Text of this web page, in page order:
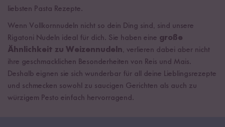
liebsten Pasta Rezepte.
Wenn Vollkornnudeln nicht so dein Ding sind, sind unsere
Rigatoni Nudeln ideal für dich. Sie haben eine große
Ähnlichkeit zu Weizennudeln, verlieren dabei aber nicht
ihre geschmacklichen Besonderheiten von Reis und Mais.
Deshalb eignen sie sich wunderbar für all deine Lieblingsrezepte
und schmecken sowohl zu saucigen Gerichten als auch zu
würzigem Pesto einfach hervorragend.